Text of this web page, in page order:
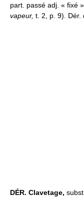
part. passé adj. « fixé
vapeur, t. 2, p. 9). Dér.
DÉR. Clavetage,